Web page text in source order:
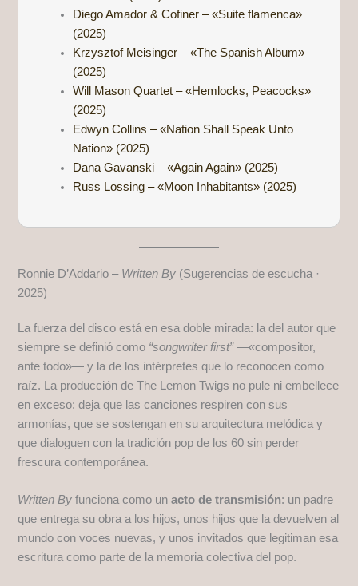
Diego Amador & Cofiner – «Suite flamenca»
(2025)
Krzysztof Meisinger – «The Spanish Album»
(2025)
Will Mason Quartet – «Hemlocks, Peacocks»
(2025)
Edwyn Collins – «Nation Shall Speak Unto
Nation» (2025)
Dana Gavanski – «Again Again» (2025)
Russ Lossing – «Moon Inhabitants» (2025)
Ronnie D’Addario – Written By (Sugerencias de escucha ·
2025)
La fuerza del disco está en esa doble mirada: la del autor que
siempre se definió como “songwriter first”—«compositor,
ante todo»— y la de los intérpretes que lo reconocen como
raíz. La producción de The Lemon Twigs no pule ni embellece
en exceso: deja que las canciones respiren con sus
armonías, que se sostengan en su arquitectura melódica y
que dialoguen con la tradición pop de los 60 sin perder
frescura contemporánea.
Written By funciona como unacto de transmisión: un padre
que entrega su obra a los hijos, unos hijos que la devuelven al
mundo con voces nuevas, y unos invitados que legitiman esa
escritura como parte de la memoria colectiva del pop.